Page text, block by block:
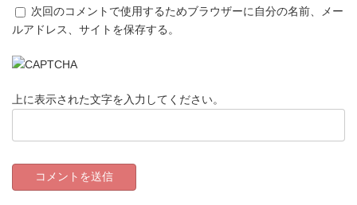
次回のコメントで使用するためブラウザーに自分の名前、メー
ルアドレス、サイトを保存する。
上に表示された文字を入力してください。